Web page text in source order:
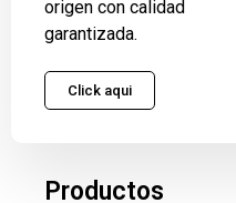
origen con calidad
garantizada.
Click aqui
Productos